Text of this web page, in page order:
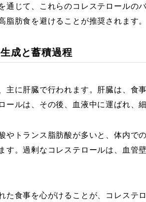
通じて、これらのコレステロールの
脂肪食を避けることが推奨されます。
成と蓄積過程
主に肝臓で行われます。肝臓は、食
ールは、その後、血液中に運ばれ、
やトランス脂肪酸が多いと、体内で
す。過剰なコレステロールは、血管
た食事を心がけることが、コレステ